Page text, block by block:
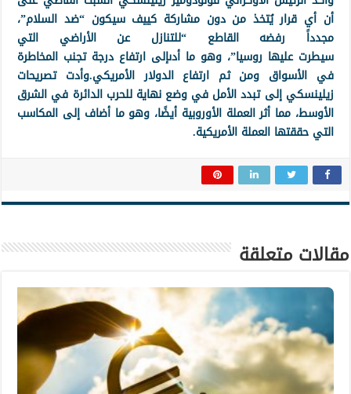
أن أي قرار يُتخذ من دون مشاركة كييف سيكون “ضد السلام”،
مجدداً رفضه القاطع “للتنازل عن الأراضي التي
سيطرت عليها روسيا”، وهو ما أدىإلى ارتفاع درجة تجنب المخاطرة
في الأسواق ومن ثم ارتفاع الدولار الأمريكي.وأدت تصريحات
زيلينسكي إلى تبدد الأمل في وضع نهاية للحرب الدائرة في الشرق
الأوسط، مما أثر العملة الأوروبية أيضًا، وهو ما أضاف إلى المكاسب
التي حققتها العملة الأمريكية.
مقالات متعلقة